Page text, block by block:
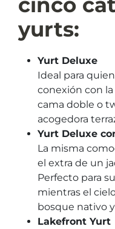
yurts:
Yurt Deluxe
Ideal para
conexión con la
cama doble o
acogedora
Yurt Deluxe
La misma
el extra de un
Perfecto para
mientras el
bosque nativo
Lakefront Yurt